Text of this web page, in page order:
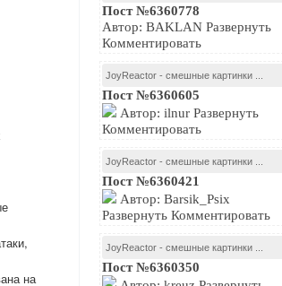
Пост №6360778
Автор: BAKLAN Развернуть
Комментировать
JoyReactor - смешные картинки ...
Пост №6360605
Автор: ilnur Развернуть
Комментировать
JoyReactor - смешные картинки ...
Пост №6360421
Автор: Barsik_Psix
Развернуть Комментировать
JoyReactor - смешные картинки ...
Пост №6360350
на